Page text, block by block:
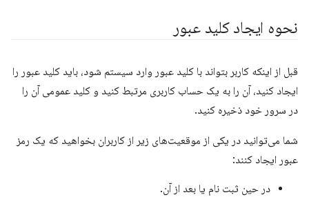
نحوه ایجاد کلید عبور
قبل از اینکه کاربر بتواند با کلید عبور وارد سیستم شود، باید کلید عبور را
ایجاد کنید، آن را به یک حساب کاربری مرتبط کنید و کلید عمومی آن را
در سرور خود ذخیره کنید.
شما می‌توانید در یکی از موقعیت‌های زیر از کاربران بخواهید که یک رمز
عبور ایجاد کنند:
در حین ثبت نام یا بعد از آن.